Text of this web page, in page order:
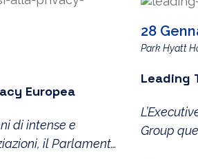
Europea
di intense e
il Parlamento
28
Park Hyatt
Leading
Group